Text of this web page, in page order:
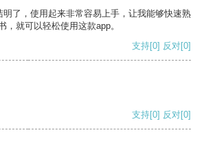
了，使用起来非常容易上手，让我能够快速熟
，就可以轻松使用这款app。
支持[0] 反对[0]
支持[0] 反对[0]